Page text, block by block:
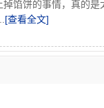
馅饼的事情，真的
[查看全文]